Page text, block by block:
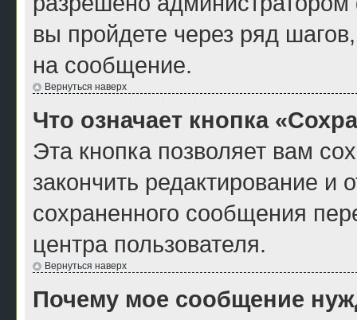
вы пройдете через ряд
на сообщение.
Вернуться наверх
Что означает кнопка
Эта кнопка позволяет вам
закончить редактирование и
сохраненного сообщения
центра пользователя.
Вернуться наверх
Почему мое сообщение